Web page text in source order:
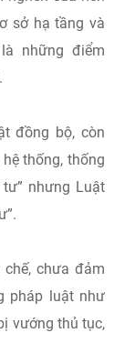
sở hạ tầng và
những điểm
đồng bộ, còn
thống, thống
nhưng Luật
chưa đảm
pháp luật như
vướng thủ tục,